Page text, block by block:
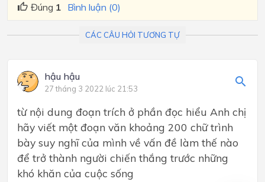
Đúng 1 Bình luận (0)
CÁC CÂU HỎI TƯƠNG TỰ
hậu hậu
27 tháng 3 2022 lúc 21:53
từ nội dung đoạn trích ở phần đọc hiểu Anh chị
hãy viết một đoạn văn khoảng 200 chữ trình
bày suy nghĩ của mình về vấn đề làm thế nào
để trở thành người chiến thắng trước những
khó khăn của cuộc sống